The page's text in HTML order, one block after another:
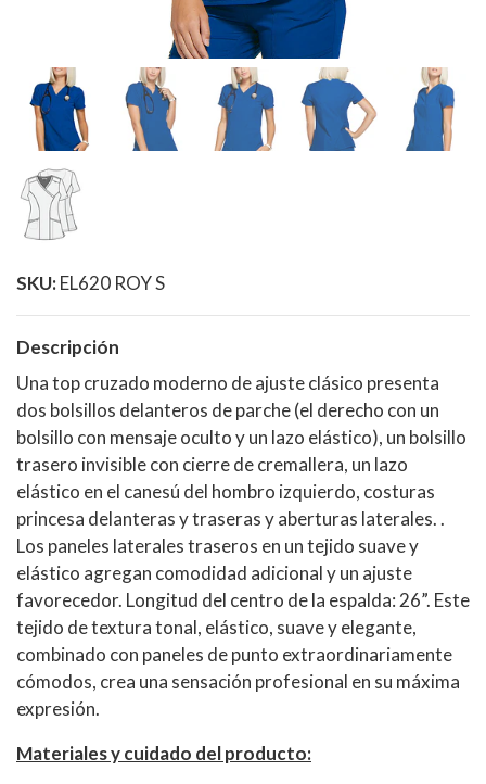
SKU:EL620 ROY S
Descripción
Una top cruzado moderno de ajuste clásico presenta
dos bolsillos delanteros de parche (el derecho con un
bolsillo con mensaje oculto y un lazo elástico), un bolsillo
trasero invisible con cierre de cremallera, un lazo
elástico en el canesú del hombro izquierdo, costuras
princesa delanteras y traseras y aberturas laterales. .
Los paneles laterales traseros en un tejido suave y
elástico agregan comodidad adicional y un ajuste
favorecedor. Longitud del centro de la espalda: 26”. Este
tejido de textura tonal, elástico, suave y elegante,
combinado con paneles de punto extraordinariamente
cómodos, crea una sensación profesional en su máxima
expresión.
Materiales y cuidado del producto: